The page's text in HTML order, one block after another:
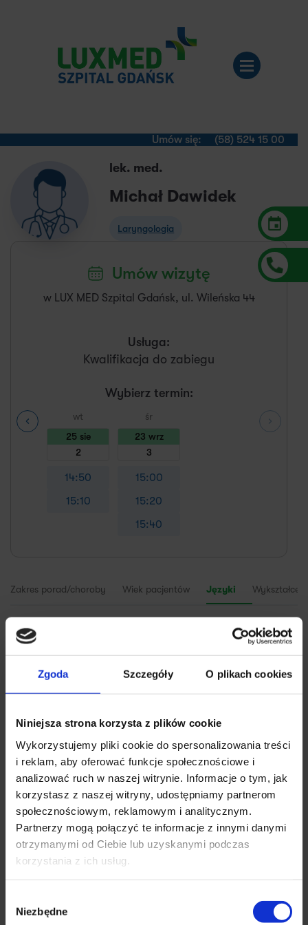
Zgoda Szczegóły O plikach cookies
Niniejsza strona korzysta z plików cookie
Wykorzystujemy pliki cookie do spersonalizowania treści
i reklam, aby oferować funkcje społecznościowe i
analizować ruch w naszej witrynie. Informacje o tym, jak
korzystasz z naszej witryny, udostępniamy partnerom
społecznościowym, reklamowym i analitycznym.
Partnerzy mogą połączyć te informacje z innymi danymi
otrzymanymi od Ciebie lub uzyskanymi podczas
korzystania z ich usług.
zgody
Niezbędne
Umów się: (58) 524 15 00
lek. med.
Michał Dawidek
Laryngologia
Umów wizytę
w LUX MED Szpital Gdańsk, ul. Wileńska 44
Usługa:
Kwalifikacja do zabiegu
Wybierz termin:
wt
25 sie
2
14:50
15:10
śr
23 wrz
3
15:00
15:20
15:40
Zakres porad/choroby Wiek pacjentów Języki
Zakres porad/choroby
Kwalifikacja do zabiegu
Adenotomia - wycięcie migdałka gardłowego
Operacja endoskopowa zatok przynosowych FESS
Podcięcie wędzidełka języka
Wiek pacjentów
od 18 r.ż.
Języki